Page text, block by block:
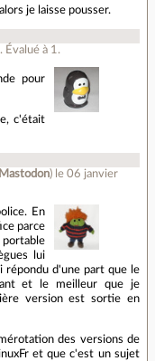
je laisse pousser.
. Évalué à 1 .
pour
c'était
Mastodon) le 06 janvier
En
parce
lui
répondu d'une part que le
et le meilleur que je
version est sortie en
des versions de
et que c'est un sujet